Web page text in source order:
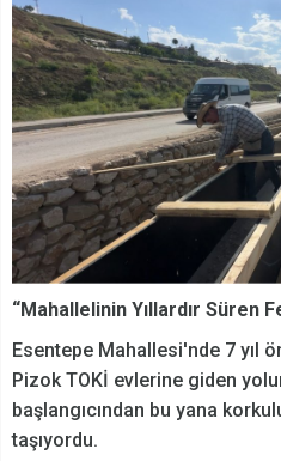
“Mahallelinin Yıllardır Süren
Esentepe Mahallesi'nde 7 yıl
Pizok TOKİ evlerine giden
başlangıcından bu yana
taşıyordu.